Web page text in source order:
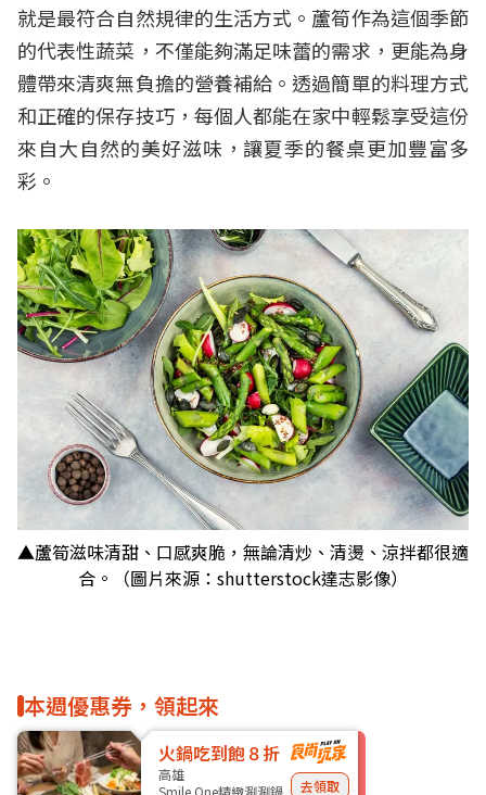
就是最符合自然規律的生活方式。蘆筍作為這個季節
的代表性蔬菜，不僅能夠滿足味蕾的需求，更能為身
體帶來清爽無負擔的營養補給。透過簡單的料理方式
和正確的保存技巧，每個人都能在家中輕鬆享受這份
來自大自然的美好滋味，讓夏季的餐桌更加豐富多
彩。
▲蘆筍滋味清甜、口感爽脆，無論清炒、清燙、涼拌都很適
合。（圖片來源：shutterstock達志影像）
本週優惠券，領起來
火鍋吃到飽８折
高雄
去領取